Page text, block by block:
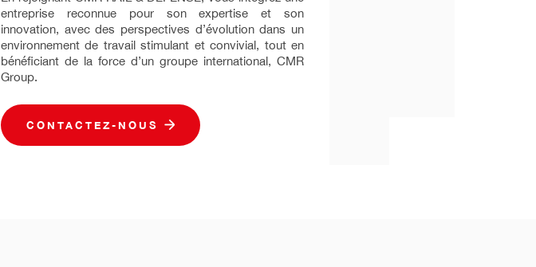
entreprise reconnue pour son expertise et son
innovation, avec des perspectives d’évolution dans un
environnement de travail stimulant et convivial, tout en
bénéficiant de la force d’un groupe international, CMR
Group.
CONTACTEZ-NOUS